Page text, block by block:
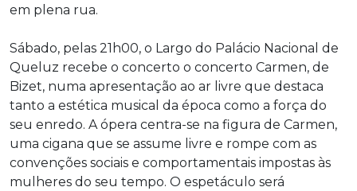
em plena rua.
Sábado, pelas 21h00, o Largo do Palácio Nacional de
Queluz recebe o concerto o concerto Carmen, de
Bizet, numa apresentação ao ar livre que destaca
tanto a estética musical da época como a força do
seu enredo. A ópera centra-se na figura de Carmen,
uma cigana que se assume livre e rompe com as
convenções sociais e comportamentais impostas às
mulheres do seu tempo. O espetáculo será